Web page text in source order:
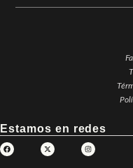
Estamos en redes